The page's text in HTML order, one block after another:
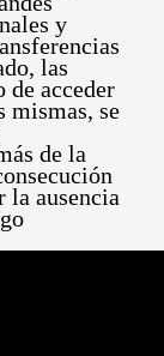
y
las
de acceder
mismas, se
de la
la ausencia